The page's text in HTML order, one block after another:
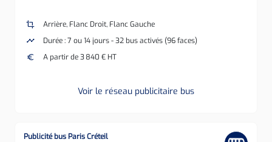
crop
Arrière, Flanc Droit, Flanc Gauche
timeline
Durée : 7 ou 14 jours - 32 bus activés (96 faces)
euro
A partir de 3 840 € HT
Voir le réseau publicitaire bus
Publicité bus Paris Créteil